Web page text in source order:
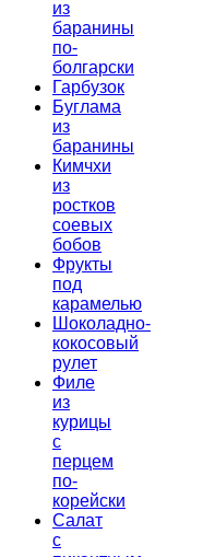
из
баранины
по-
болгарски
Гарбузок
Буглама
из
баранины
Кимчхи
из
ростков
соевых
бобов
Фрукты
под
карамелью
Шоколадно-
кокосовый
рулет
Филе
из
курицы
с
перцем
по-
корейски
Салат
с